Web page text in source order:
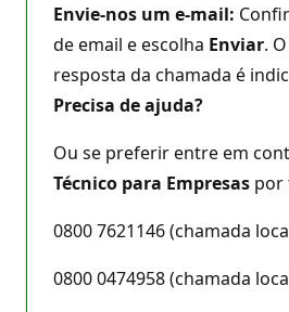
Envie-nos um e-mail:
de email e escolha Enviar.
resposta da chamada é
Precisa de ajuda?
Ou se preferir entre em
Técnico para Empresas por
0800 7621146 (chamada
0800 0474958 (chamada